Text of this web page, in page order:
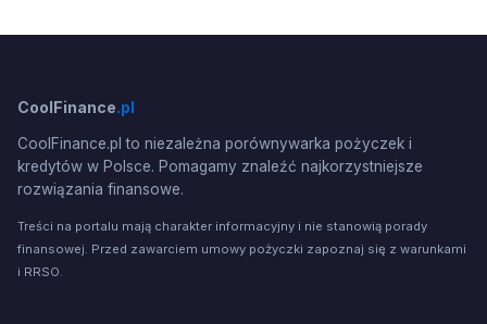
CoolFinance.pl
CoolFinance.pl to niezależna porównywarka pożyczek i
kredytów w Polsce. Pomagamy znaleźć najkorzystniejsze
rozwiązania finansowe.
Treści na portalu mają charakter informacyjny i nie stanowią porady
finansowej. Przed zawarciem umowy pożyczki zapoznaj się z warunkami
i RRSO.